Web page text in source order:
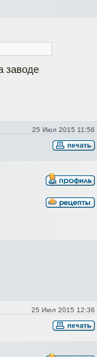
заводе
25 Июл 2015 11:56
25 Июл 2015 12:36